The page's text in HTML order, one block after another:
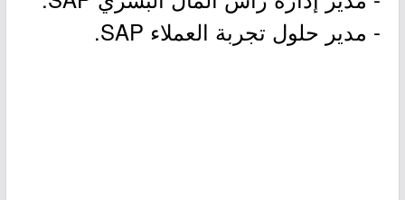
- مدير حلول تجربة العملاء SAP.